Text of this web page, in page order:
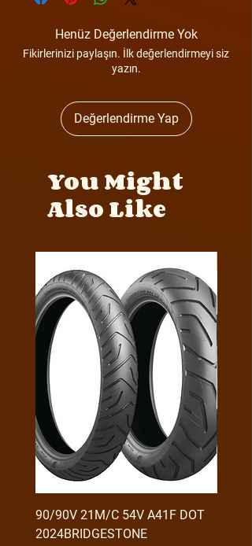
Henüz Değerlendirme Yok
Fikirlerinizi paylaşın. İlk değerlendirmeyi siz
yazın.
Değerlendirme Yap
You Might
Also Like
90/90V 21M/C 54V A41F DOT
2024BRIDGESTONE